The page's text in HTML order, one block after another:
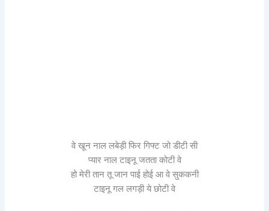
वे खून नाल लबेड़ी फिर गिफ्ट जो डीटी सी
प्यार नाल टाइनू जतता कोटी वे
हो मेरी तान तू जान पाई होई आ वे सुककनी
टाइनू गल लगड़ी ये छोटी वे